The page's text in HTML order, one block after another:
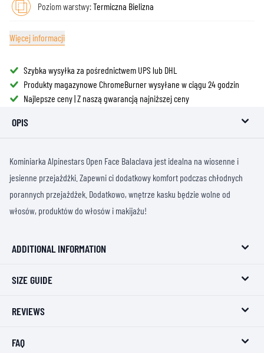
Poziom warstwy:Termiczna Bielizna
Więcej informacji
Szybka wysyłka za pośrednictwem UPS lub DHL
Produkty magazynowe ChromeBurner wysyłane w ciągu 24 godzin
Najlepsze ceny | Z naszą gwarancją najniższej ceny
OPIS
Kominiarka Alpinestars Open Face Balaclava jest idealna na wiosenne i
jesienne przejażdżki. Zapewni ci dodatkowy komfort podczas chłodnych
porannych przejażdżek. Dodatkowo, wnętrze kasku będzie wolne od
włosów, produktów do włosów i makijażu!
ADDITIONAL INFORMATION
SIZE GUIDE
REVIEWS
FAQ